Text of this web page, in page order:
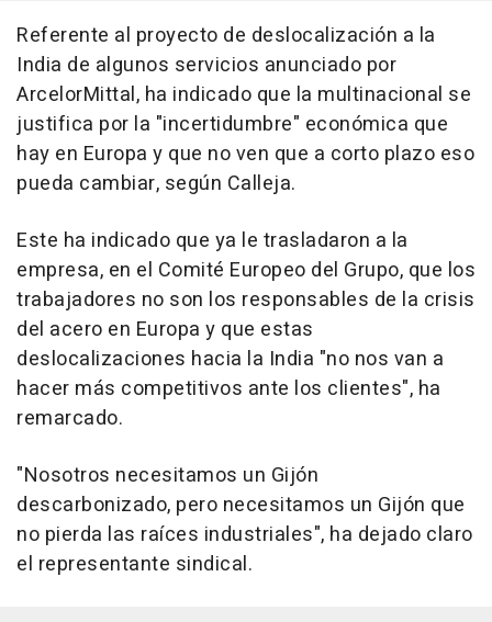
Referente al proyecto de deslocalización a la
India de algunos servicios anunciado por
ArcelorMittal, ha indicado que la multinacional se
justifica por la "incertidumbre" económica que
hay en Europa y que no ven que a corto plazo eso
pueda cambiar, según Calleja.
Este ha indicado que ya le trasladaron a la
empresa, en el Comité Europeo del Grupo, que los
trabajadores no son los responsables de la crisis
del acero en Europa y que estas
deslocalizaciones hacia la India "no nos van a
hacer más competitivos ante los clientes", ha
remarcado.
"Nosotros necesitamos un Gijón
descarbonizado, pero necesitamos un Gijón que
no pierda las raíces industriales", ha dejado claro
el representante sindical.